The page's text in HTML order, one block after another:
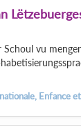
vu
Enfance